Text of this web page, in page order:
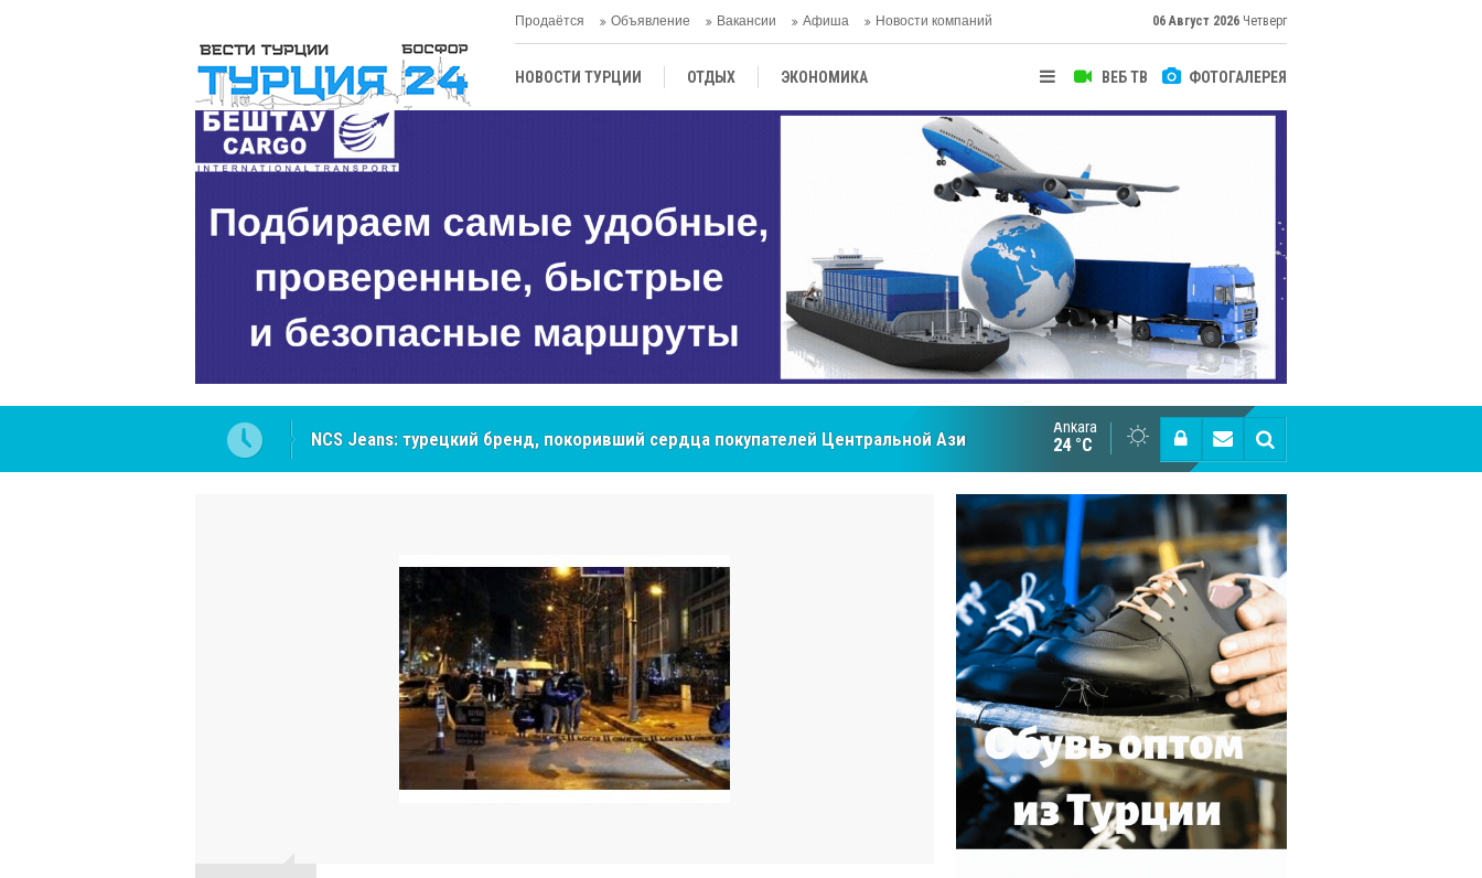
Продаётся Объявление Вакансии Афиша Новости компаний 06 Август 2026 Четверг
ВЕБ ТВ ФОТОГАЛЕРЕЯ
НОВОСТИ ТУРЦИИ ОТДЫХ ЭКОНОМИКА
ЦЕНТРАЛЬНАЯ АЗИЯ
Cottonhill покоряет мировые рынки
Великий Шёлковый путь объединяет таланты в
Ankara
24 °C